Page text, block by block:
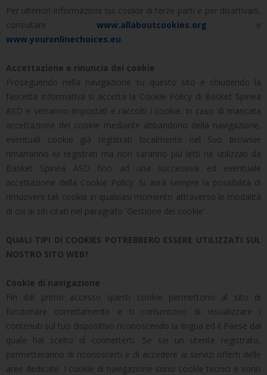
Per ulteriori informazioni sui cookie di terze parti e per disattivarli,
consultare www.allaboutcookies.org e
www.youronlinechoices.eu
Accettazione e rinuncia dei cookie
Proseguendo nella navigazione su questo sito e chiudendo la
fascetta informativa si accetta la Cookie Policy di Basket Spinea
ASD e verranno impostati e raccolti i cookie. In caso di mancata
accettazione dei cookie mediante abbandono della navigazione,
eventuali cookie già registrati localmente nel Suo browser
rimarranno ivi registrati ma non saranno più letti né utilizzati da
Basket Spinea ASD fino ad una successiva ed eventuale
accettazione della Cookie Policy. Si avrà sempre la possibilità di
rimuovere tali cookie in qualsiasi momento attraverso le modalità
di cui ai siti citati nel paragrafo 'Gestione dei cookie'.
QUALI TIPI DI COOKIES POTREBBERO ESSERE UTILIZZATI SUL
NOSTRO SITO WEB?
Cookie di navigazione
Fin dal primo accesso questi cookie permettono al sito di
funzionare correttamente e ti consentono di visualizzare i
contenuti sul tuo dispositivo riconoscendo la lingua ed il Paese dal
quale hai scelto di connetterti. Se sei un utente registrato,
permetteranno di riconoscerti e di accedere ai servizi offerti delle
aree dedicate. I cookie di navigazione sono cookie tecnici e sono